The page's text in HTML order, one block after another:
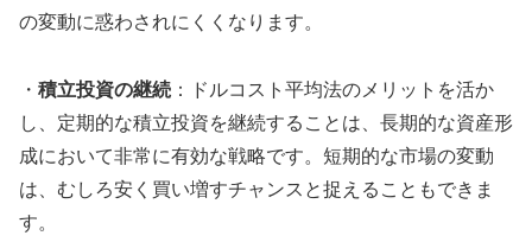
の変動に惑わされにくくなります。
・ 積立投資の継続 ：ドルコスト平均法のメリットを活か
し、定期的な積立投資を継続することは、長期的な資産形
成において非常に有効な戦略です。短期的な市場の変動
は、むしろ安く買い増すチャンスと捉えることもできま
す。